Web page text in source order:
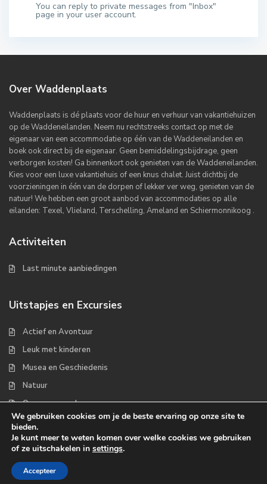
You can reply to private messages from "Inbox"
page in your user account.
Over Waddenplaats
Waddenplaats is dé plaats voor de huur en verhuur van vakantiehuizen
op de Waddeneilanden. Neem nu rechtstreeks contact op met de
eigenaar van een accommodatie op één van de Waddeneilanden en
boek ook direct bij de eigenaar. Geen bemiddelingsbijdrage, geen
verborgen kosten! Ga binnenkort ook genieten van de Waddeneilanden.
Kies voor een luxe vakantiehuis of een knus chalet. Juist dichtbij de
voorzieningen in één van de dorpen of lekker ver weg, genieten van de
natuur! We hebben een groot aanbod van accommodaties op alle
eilanden: Texel, Vlieland, Terschelling, Ameland en Schiermonnikoog .
Activiteiten
Last minute aanbiedingen
Uitstapjes en Excursies
Actief en Avontuur
Leuk met kinderen
Musea en Geschiedenis
Natuur
Op zee en wad
Copyrights 2022 - Waddenplaats.nl
Over ons
Handige links
We gebruiken cookies om je de beste ervaring op onze site te
bieden.
Je kunt meer te weten komen over welke cookies we gebruiken
of ze uitschakelen in settings.
Accepteer